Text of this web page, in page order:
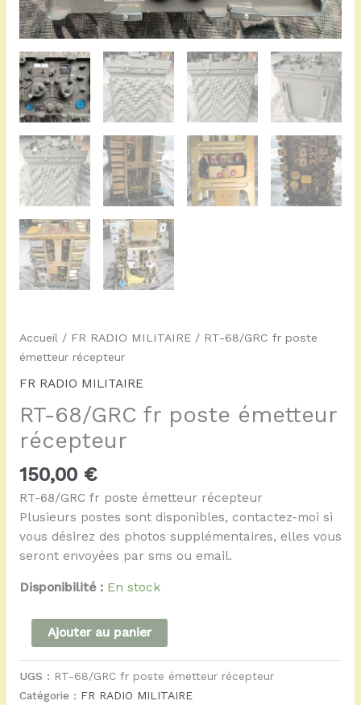
Accueil / FR RADIO MILITAIRE/ RT-68/GRC fr poste
émetteur récepteur
FR RADIO MILITAIRE
RT-68/GRC fr poste émetteur
récepteur
150,00 €
RT-68/GRC fr poste émetteur récepteur
Plusieurs postes sont disponibles, contactez-moi si
vous désirez des photos supplémentaires, elles vous
seront envoyées par sms ou email.
Disponibilité : En stock
Ajouter au panier
UGS : RT-68/GRC fr poste émetteur récepteur
Catégorie : FR RADIO MILITAIRE